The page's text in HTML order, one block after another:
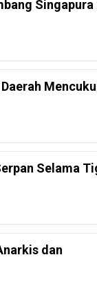
Singapura
Selama
dan